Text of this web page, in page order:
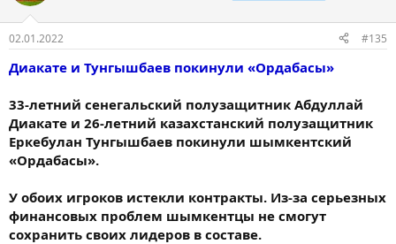
02.01.2022 #135
Диакате и Тунгышбаев покинули «Ордабасы»
33-летний сенегальский полузащитник Абдуллай
Диакате и 26-летний казахстанский полузащитник
Еркебулан Тунгышбаев покинули шымкентский
«Ордабасы».
У обоих игроков истекли контракты. Из-за серьезных
финансовых проблем шымкентцы не смогут
сохранить своих лидеров в составе.